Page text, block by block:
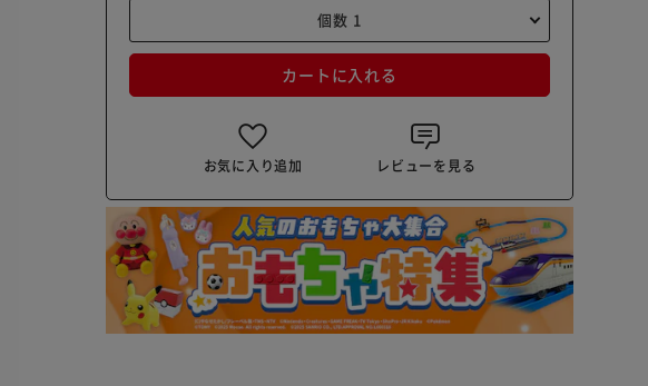
カートに入れる
お気に入り追加 レビューを見る